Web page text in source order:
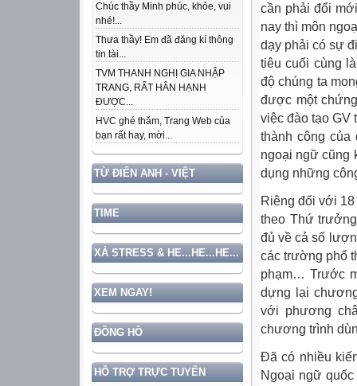
Chúc thầy Minh phúc, khỏe, vui
nhé!...
Thưa thầy! Em đã đăng kí thông
tin tài...
TVM THANH NGHỊ GIA NHẬP
TRANG, RẤT HÂN HẠNH
ĐƯỢC...
HVC ghé thăm, Trang Web của
bạn rất hay, mời...
TỪ ĐIỂN ANH - VIỆT
TIME
XẢ STRESS & HE...HE...HE...
XEM NGAY!
ĐỒNG HỒ
HỖ TRỢ TRỰC TUYẾN
cần phải đổi
nay thì môn
dạy phải có sự
tiêu cuối cùng
độ chúng ta
được một
việc đào tạo GV
thành công của
ngoại ngữ cũng
dụng những
Riêng đối với
theo Thứ
đủ về cả số
các trường phổ
phạm… Trước
dựng lại
với phương
chương trình
Đã có nhiều
Ngoại ngữ